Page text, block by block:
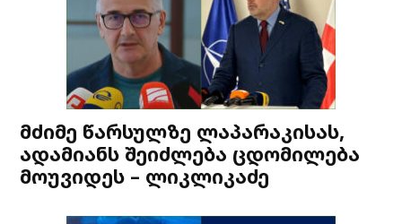
მძიმე წარსულზე ლაპარაკისას,
ადამიანს შეიძლება ცდომილება
მოუვიდეს – ლიკლიკაძე